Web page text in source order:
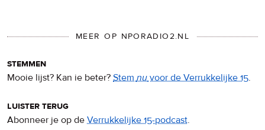
MEER OP NPORADIO2.NL
stemmen
Mooie lijst? Kan ie beter? Stemnuvoor de Verrukkelijke 15.
luister terug
Abonneer je op de Verrukkelijke 15-podcast.